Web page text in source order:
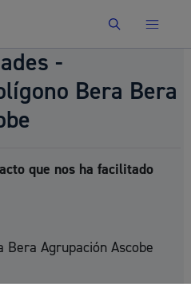
Buscar
-
Bera Bera
que nos ha facilitado
Bera Agrupación Ascobe